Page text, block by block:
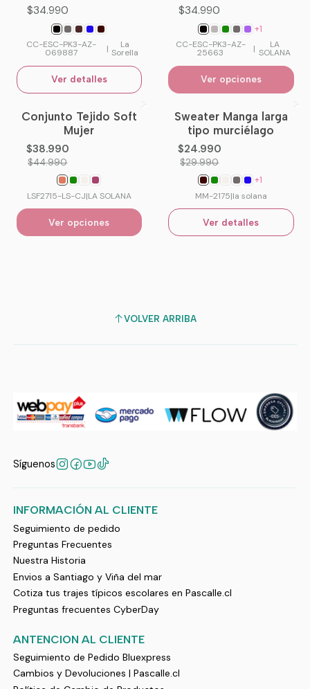
$34.990
CC-ESC-PK3-AZ-
069887 | La
Sorella
Ver detalles
$34.990
+1
CC-ESC-PK3-AZ-
25663 | LA
SOLANA
Ver opciones
-13%OFF
Conjunto Tejido Soft
Mujer
$38.990
$44.990
LSF2715-LS-CJ|LA SOLANA
Ver opciones
-17%OFF
No disponible
Sweater Manga larga
tipo murciélago
$24.990
$29.990
+1
MM-2175|la solana
Ver detalles
VOLVER ARRIBA
Síguenos
INFORMACIÓN AL CLIENTE
Seguimiento de pedido
Preguntas Frecuentes
Nuestra Historia
Envios a Santiago y Viña del mar
Cotiza tus trajes típicos escolares en Pascalle.cl
Preguntas frecuentes CyberDay
ANTENCION AL CLIENTE
Seguimiento de Pedido Bluexpress
Cambios y Devoluciones | Pascalle.cl